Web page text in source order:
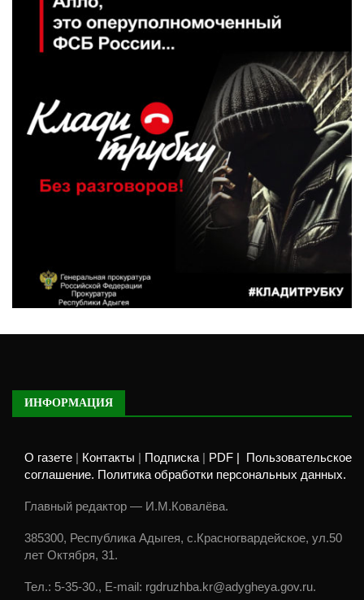
ИНФОРМАЦИЯ
О газете | Контакты | Подписка | PDF | Пользовательское
соглашение. Политика обработки персональных данных.
Главный редактор — И.М.Ковалёва.
385300, Республика Адыгея, с.Красногвардейское, ул.50
лет Октября, 31.
Тел.: 5-35-30., E-mail: rgdruzhba.kr@adygheya.gov.ru.